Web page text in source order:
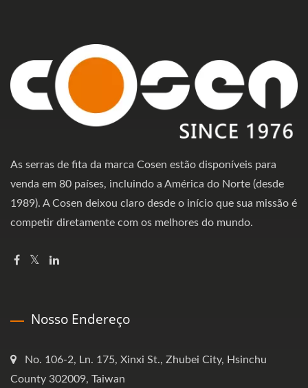
As serras de fita da marca Cosen estão disponíveis para
venda em 80 países, incluindo a América do Norte (desde
1989). A Cosen deixou claro desde o início que sua missão é
competir diretamente com os melhores do mundo.
Nosso Endereço
No. 106-2, Ln. 175, Xinxi St., Zhubei City, Hsinchu
County 302009, Taiwan